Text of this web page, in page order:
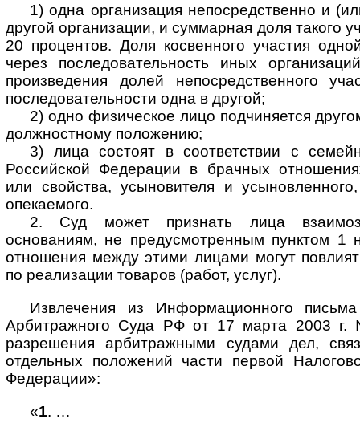
1) одна организация непосредственно и
другой организации, и суммарная доля такого
20 процентов. Доля косвенного участия
через последовательность иных
произведения долей непосредственного
последовательности одна в другой;
2) одно физическое лицо подчиняется
должностному положению;
3) лица состоят в соответствии с
Российской Федерации в брачных
или свойства, усыновителя и
опекаемого.
2. Суд может признать лица
основаниям, не предусмотренным пунктом 1
отношения между этими лицами могут
по реализации товаров (работ, услуг).
Извлечения из Информационного
Арбитражного Суда РФ от 17 марта 2003 г.
разрешения арбитражными судами дел,
отдельных положений части первой
Федерации»:
«1. …